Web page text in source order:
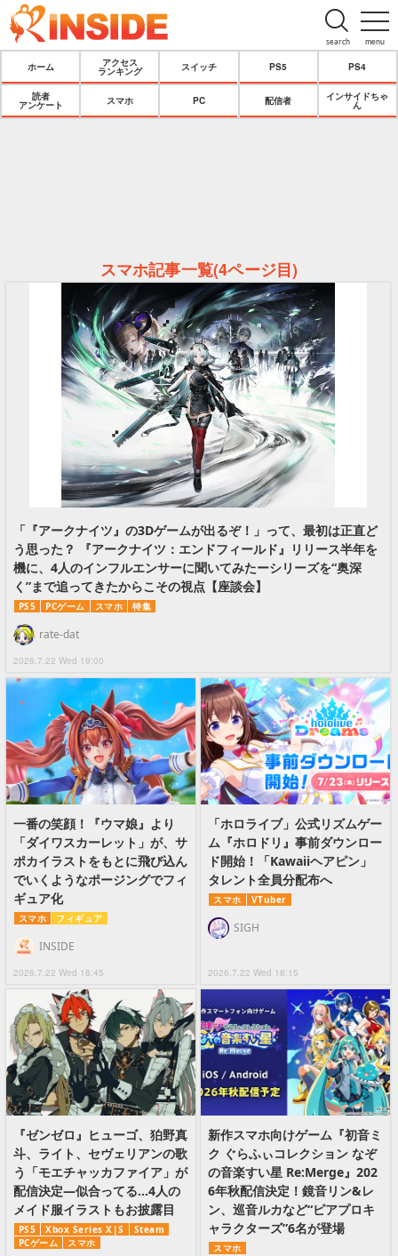
menu
search
ホーム
アクセス
ランキング
スイッチ PS5 PS4
読者
アンケート
スマホ PC 配信者
インサイドちゃ
ん
スマホ記事一覧(4ページ目)
「『アークナイツ』の3Dゲームが出るぞ！」って、最初は正直ど
う思った？ 『アークナイツ：エンドフィールド』リリース半年を
機に、4人のインフルエンサーに聞いてみたーシリーズを“奥深
く”まで追ってきたからこその視点【座談会】
PS5 PCゲーム スマホ 特集
2026.7.22 Wed 19:00
rate-dat
一番の笑顔！『ウマ娘』より
「ダイワスカーレット」が、サ
ポカイラストをもとに飛び込ん
でいくようなポージングでフィ
ギュア化
スマホ フィギュア
2026.7.22 Wed 18:45
INSIDE
「ホロライブ」公式リズムゲー
ム『ホロドリ』事前ダウンロー
ド開始！「Kawaiiヘアピン」
タレント全員分配布へ
スマホ VTuber
2026.7.22 Wed 18:15
SIGH
『ゼンゼロ』ヒューゴ、狛野真
斗、ライト、セヴェリアンの歌
う「モエチャッカファイア」が
配信決定―似合ってる…4人の
メイド服イラストもお披露目
PS5 Xbox Series X|S
Steam
PCゲーム
スマホ
新作スマホ向けゲーム『初音ミ
ク ぐらふぃコレクション なぞ
の音楽すい星 Re:Merge』202
6年秋配信決定！鏡音リン&レ
ン、巡音ルカなど“ピアプロキ
ャラクターズ”6名が登場
スマホ